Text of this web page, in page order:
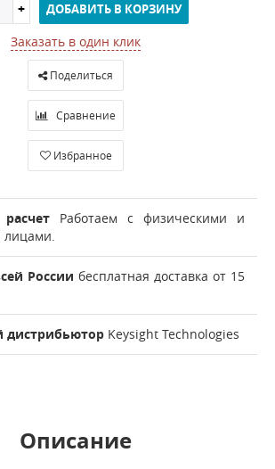
ДОБАВИТЬ В КОРЗИНУ
Заказать в один клик
Поделиться
Сравнение
Избранное
Работаем с физическими и
лицами.
России бесплатная доставка от 15
Keysight Technologies
Описание